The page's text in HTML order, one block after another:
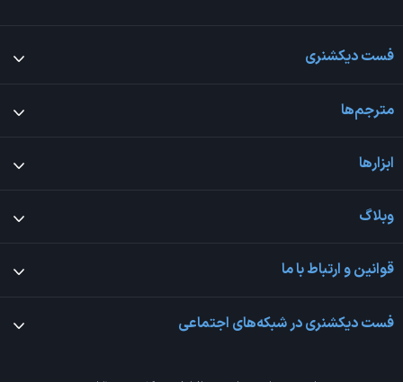
فست دیکشنری
مترجم‌ها
ابزارها
وبلاگ
قوانین و ارتباط با ما
فست دیکشنری در شبکه‌های اجتماعی